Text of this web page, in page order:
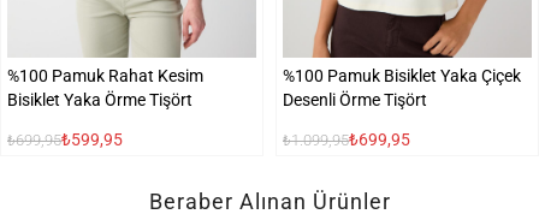
%100 Pamuk Rahat Kesim
Bisiklet Yaka Örme Tişört
₺699,95₺599,95
%100 Pamuk Bisiklet Yaka Çiçek
Desenli Örme Tişört
₺1.099,95₺699,95
Beraber Alınan Ürünler